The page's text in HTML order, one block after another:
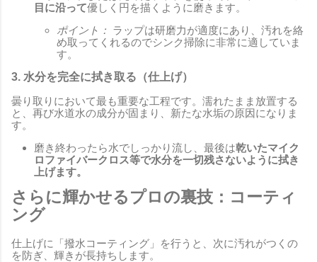
目に沿って優しく円を描くように磨きます。
ポイント： ラップは研磨力が適度にあり、汚れを絡
め取ってくれるのでシンク掃除に非常に適していま
す。
3. 水分を完全に拭き取る（仕上げ）
曇り取りにおいて最も重要な工程です。濡れたまま放置する
と、再び水道水の成分が固まり、新たな水垢の原因になりま
す。
磨き終わったら水でしっかり流し、最後は乾いたマイク
ロファイバークロス等で水分を一切残さないように拭き
上げます。
さらに輝かせるプロの裏技：コーティ
ング
仕上げに「撥水コーティング」を行うと、次に汚れがつくの
を防ぎ、輝きが長持ちします。